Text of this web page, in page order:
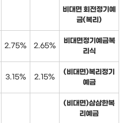
비대면 회전정기예
금(복리)
2.75% 2.65%
비대면정기예금복
리식
3.15% 2.15%
(비대면)복리정기
예금
(비대면)삼삼한복
리예금